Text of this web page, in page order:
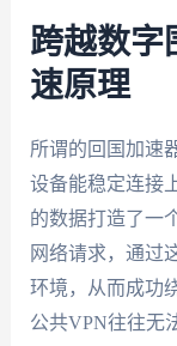
跨越数字
速原理
所谓的回国加速
设备能稳定连接
的数据打造了一
网络请求，通过
环境，从而成功
公共VPN往往无